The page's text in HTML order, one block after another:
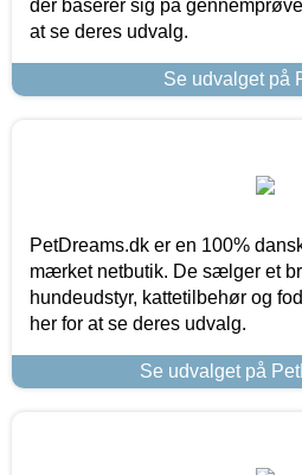
der baserer sig på
at se deres udvalg.
Se udvalget på
PetDreams.dk er en 100%
mærket netbutik. De sælger et
hundeudstyr, kattetilbehør og
her for at se deres udvalg.
Se udvalget på